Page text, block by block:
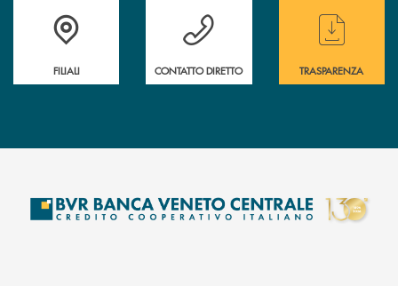
Trova la filiale più vicina a te
FILIALI
Hai bisogno di assistenza immediata ?
CONTATTO DIRETTO
Hai bisogno di
TRASPARENZA